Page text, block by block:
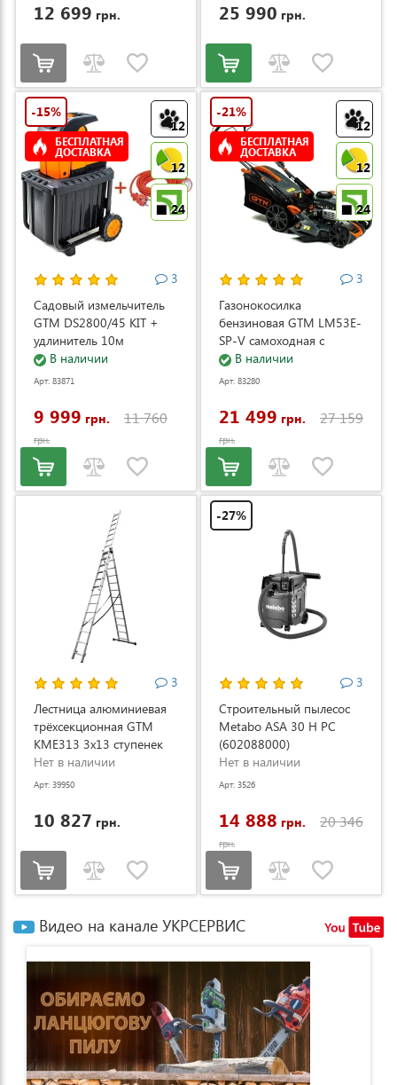
12 699 грн. 25 990 грн.
12
12
24
-15%
БЕСПЛАТНАЯ
ДОСТАВКА
3
Садовый измельчитель
GTM DS2800/45 KIT +
удлинитель 10м
(DS2800/45_KIT+ext.cord)
В наличии
Арт: 83871
9 999 грн. 11 760
грн.
12
12
24
-21%
БЕСПЛАТНАЯ
ДОСТАВКА
3
Газонокосилка
бензиновая GTM LM53E-
SP-V самоходная с
электростартером и
регулировкой скорости
В наличии
Арт: 83280
21 499 грн. 27 159
грн.
3
Лестница алюминиевая
трёхсекционная GTM
KME313 3x13 ступенек
3.53-8.93м (KME313)
Нет в наличии
Арт: 39950
10 827 грн.
-27%
3
Строительный пылесос
Metabo ASA 30 H PC
(602088000)
Нет в наличии
Арт: 3526
14 888 грн. 20 346
грн.
Видео на канале УКРСЕРВИС